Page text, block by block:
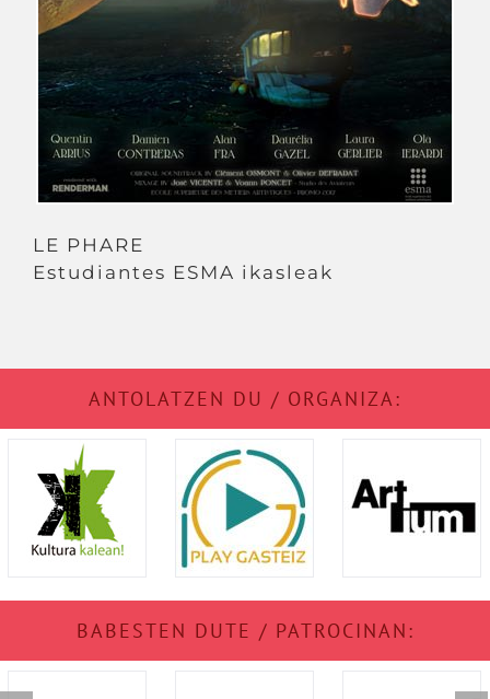
LE PHARE
Estudiantes ESMA ikasleak
ANTOLATZEN DU / ORGANIZA:
BABESTEN DUTE / PATROCINAN: